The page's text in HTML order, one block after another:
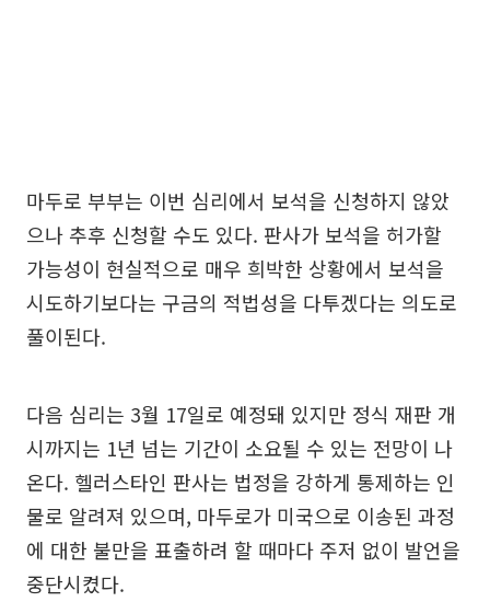
마두로 부부는 이번 심리에서 보석을 신청하지 않았
으나 추후 신청할 수도 있다. 판사가 보석을 허가할
가능성이 현실적으로 매우 희박한 상황에서 보석을
시도하기보다는 구금의 적법성을 다투겠다는 의도로
풀이된다.
다음 심리는 3월 17일로 예정돼 있지만 정식 재판 개
시까지는 1년 넘는 기간이 소요될 수 있는 전망이 나
온다. 헬러스타인 판사는 법정을 강하게 통제하는 인
물로 알려져 있으며, 마두로가 미국으로 이송된 과정
에 대한 불만을 표출하려 할 때마다 주저 없이 발언을
중단시켰다.